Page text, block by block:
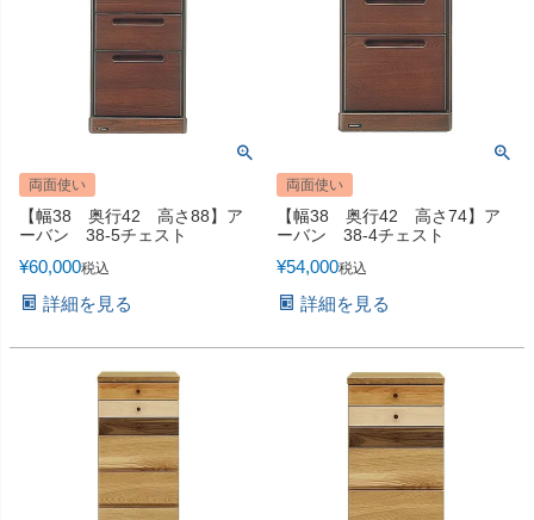
両面使い
【幅38 奥行42 高さ88】ア
ーバン 38-5チェスト
¥60,000税込
詳細を見る
両面使い
【幅38 奥行42 高さ74】ア
ーバン 38-4チェスト
¥54,000税込
詳細を見る